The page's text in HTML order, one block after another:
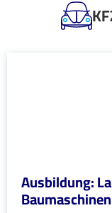
Ausbildung: